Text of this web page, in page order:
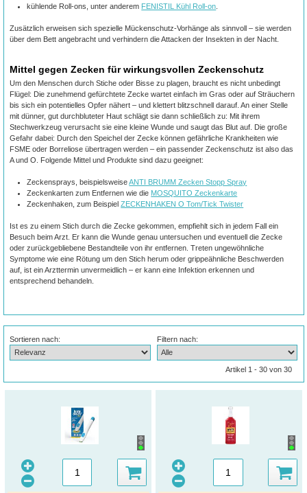
kühlende Roll-ons, unter anderem FENISTIL Kühl Roll-on
Zusätzlich erweisen sich spezielle Mückenschutz-Vorhänge als sinnvoll – sie werden
über dem Bett angebracht und verhindern die Attacken der Insekten in der Nacht.
Mittel gegen Zecken für wirkungsvollen Zeckenschutz
Um den Menschen durch Stiche oder Bisse zu plagen, braucht es nicht unbedingt
Flügel: Die zunehmend gefürchtete Zecke wartet einfach im Gras oder auf Sträuchern
bis sich ein potentielles Opfer nähert – und klettert blitzschnell darauf. An einer Stelle
mit dünner, gut durchbluteter Haut schlägt sie dann schließlich zu: Mit ihrem
Stechwerkzeug verursacht sie eine kleine Wunde und saugt das Blut auf. Die große
Gefahr dabei: Durch den Speichel der Zecke können gefährliche Krankheiten wie
FSME oder Borreliose übertragen werden – ein passender Zeckenschutz ist also das
A und O. Folgende Mittel und Produkte sind dazu geeignet:
Zeckensprays, beispielsweiseANTI BRUMM Zecken Stopp Spray
Zeckenkarten zum Entfernen wie die MOSQUITO Zeckenkarte
Zeckenhaken, zum BeispielZECKENHAKEN O Tom/Tick Twister
Ist es zu einem Stich durch die Zecke gekommen, empfiehlt sich in jedem Fall ein
Besuch beim Arzt. Er kann die Wunde genau untersuchen und eventuell die Zecke
oder zurückgebliebene Bestandteile von ihr entfernen. Treten ungewöhnliche
Symptome wie eine Rötung um den Stich herum oder grippeähnliche Beschwerden
auf, ist ein Arzttermin unvermeidlich – er kann eine Infektion erkennen und
entsprechend behandeln.
Sortieren nach: Filtern nach:
Artikel 1 - 30 von 30